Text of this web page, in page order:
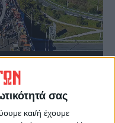
σας
και/ή έχουμε